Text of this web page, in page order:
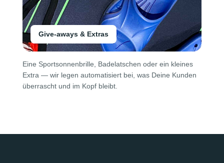
Give-aways & Extras
Eine Sportsonnenbrille, Badelatschen oder ein kleines
Extra — wir legen automatisiert bei, was Deine Kunden
überrascht und im Kopf bleibt.